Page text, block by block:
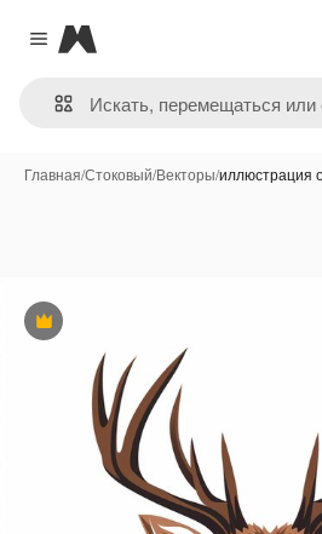
Close menu
Magnific
Главная/Стоковый/Векторы/иллюстрация
Премиум